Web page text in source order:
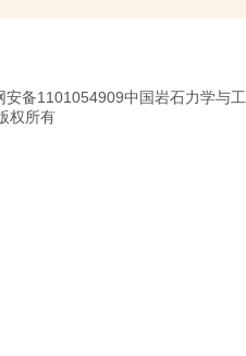
备1101054909中国岩石力学与工
权所有